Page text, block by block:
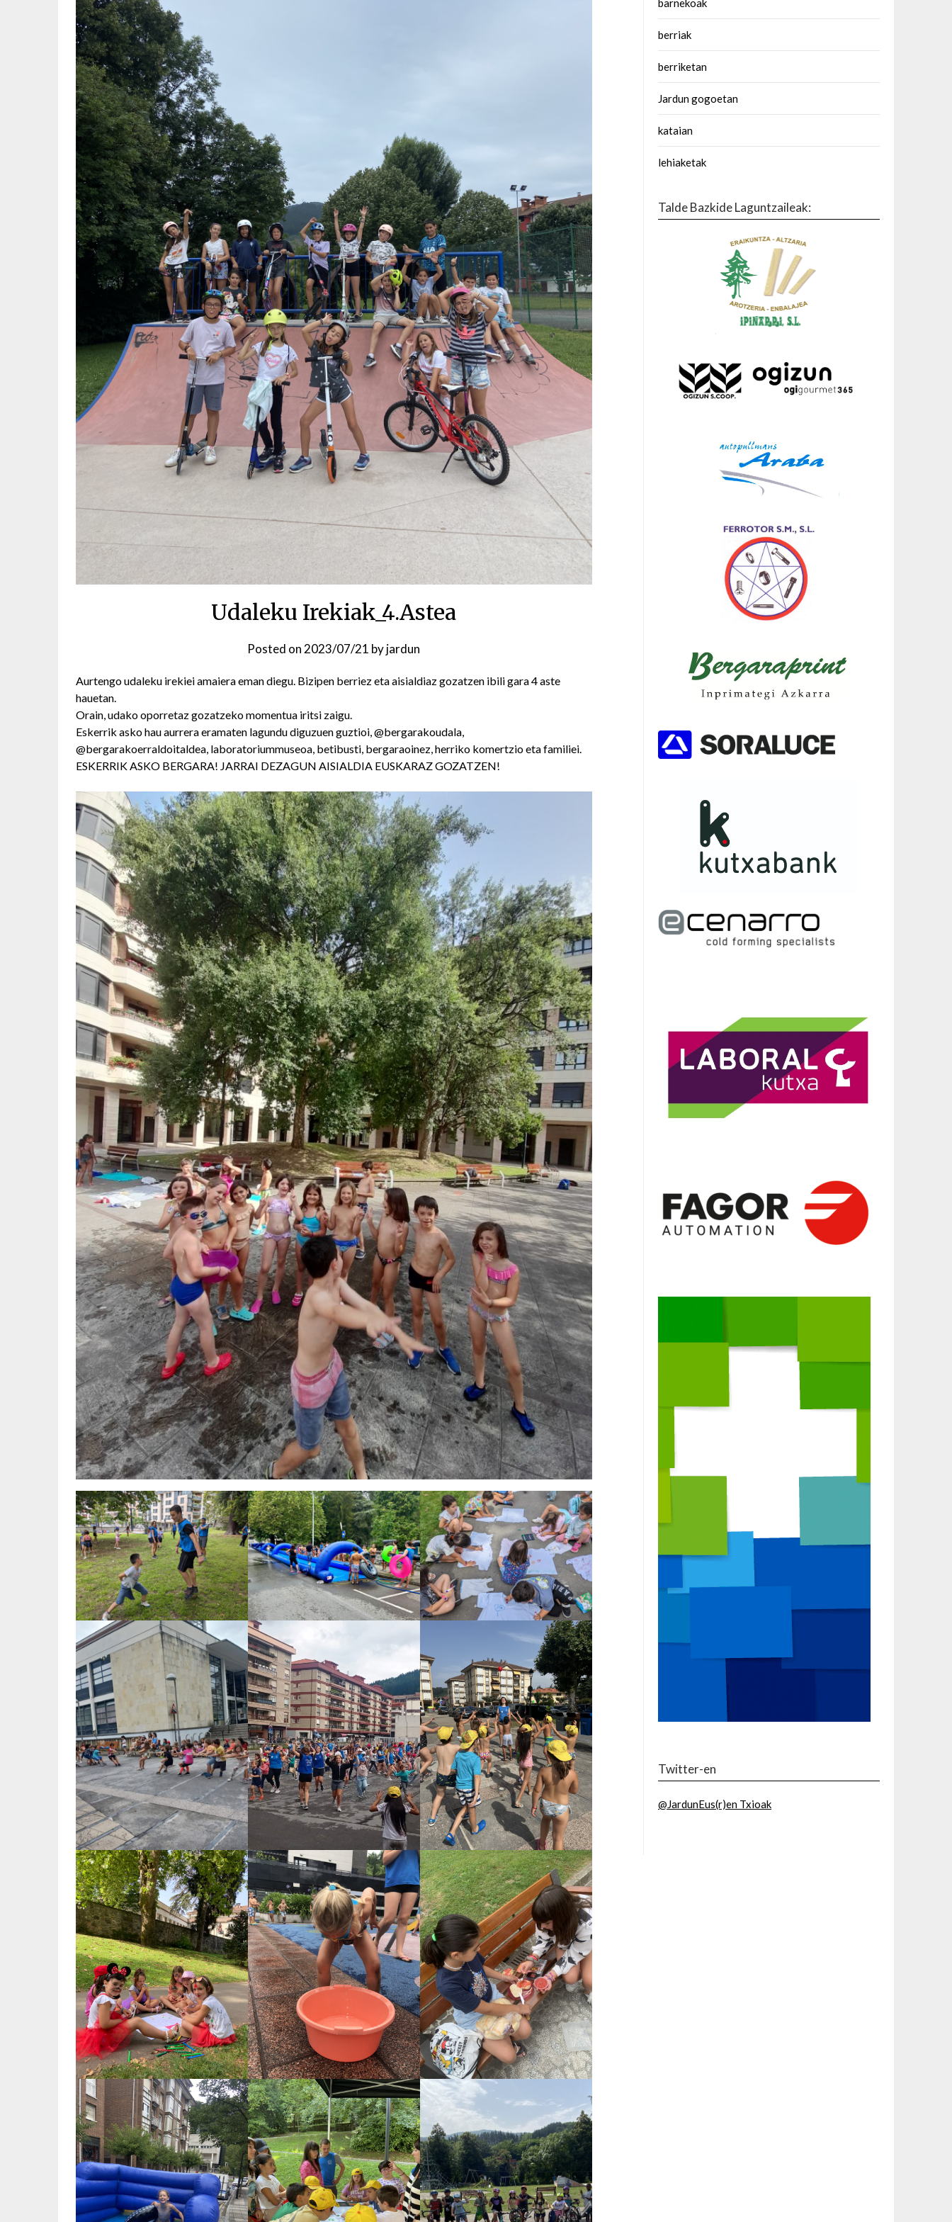
Udaleku Irekiak_4.Astea
Posted on 2023/07/21 byjardun
Aurtengo udaleku irekiei amaiera eman diegu. Bizipen berriez eta aisialdiaz gozatzen ibili gara 4 aste
hauetan.
Orain, udako oporretaz gozatzeko momentua iritsi zaigu.
Eskerrik asko hau aurrera eramaten lagundu diguzuen guztioi, @bergarakoudala,
@bergarakoerraldoitaldea, laboratoriummuseoa, betibusti, bergaraoinez, herriko komertzio eta familiei.
ESKERRIK ASKO BERGARA! JARRAI DEZAGUN AISIALDIA EUSKARAZ GOZATZEN!
barnekoak
berriak
berriketan
Jardun gogoetan
kataian
lehiaketak
Talde Bazkide Laguntzaileak:
Twitter-en
@JardunEus(r)en Txioak